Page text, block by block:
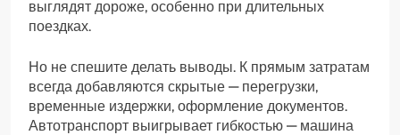
выглядят дороже, особенно при длительных
поездках.
Но не спешите делать выводы. К прямым затратам
всегда добавляются скрытые — перегрузки,
временные издержки, оформление документов.
Автотранспорт выигрывает гибкостью — машина